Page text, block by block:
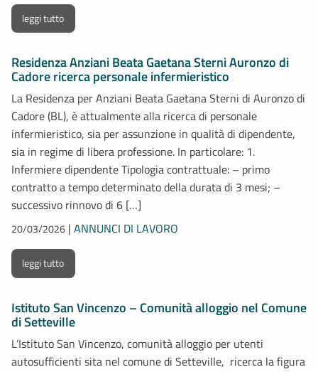
leggi tutto
Residenza Anziani Beata Gaetana Sterni Auronzo di
Cadore ricerca personale infermieristico
La Residenza per Anziani Beata Gaetana Sterni di Auronzo di
Cadore (BL), è attualmente alla ricerca di personale
infermieristico, sia per assunzione in qualità di dipendente,
sia in regime di libera professione. In particolare: 1.
Infermiere dipendente Tipologia contrattuale: – primo
contratto a tempo determinato della durata di 3 mesi; –
successivo rinnovo di 6 […]
20/03/2026 | ANNUNCI DI LAVORO
leggi tutto
Istituto San Vincenzo – Comunità alloggio nel Comune
di Setteville
L’Istituto San Vincenzo, comunità alloggio per utenti
autosufficienti sita nel comune di Setteville, ricerca la figura